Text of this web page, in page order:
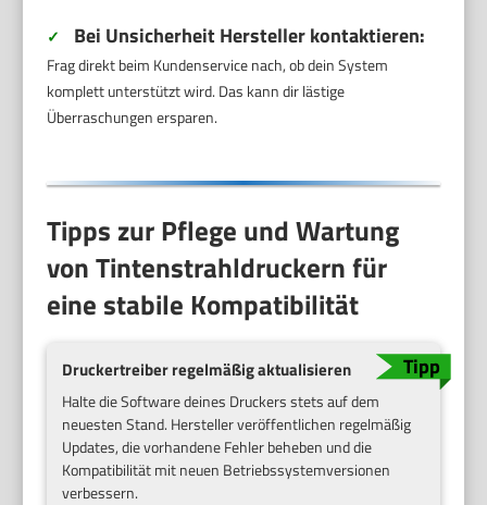
✓ Bei Unsicherheit Hersteller kontaktieren:
Frag direkt beim Kundenservice nach, ob dein System
komplett unterstützt wird. Das kann dir lästige
Überraschungen ersparen.
Tipps zur Pflege und Wartung
von Tintenstrahldruckern für
eine stabile Kompatibilität
Druckertreiber regelmäßig aktualisieren
Halte die Software deines Druckers stets auf dem
neuesten Stand. Hersteller veröffentlichen regelmäßig
Updates, die vorhandene Fehler beheben und die
Kompatibilität mit neuen Betriebssystemversionen
verbessern.